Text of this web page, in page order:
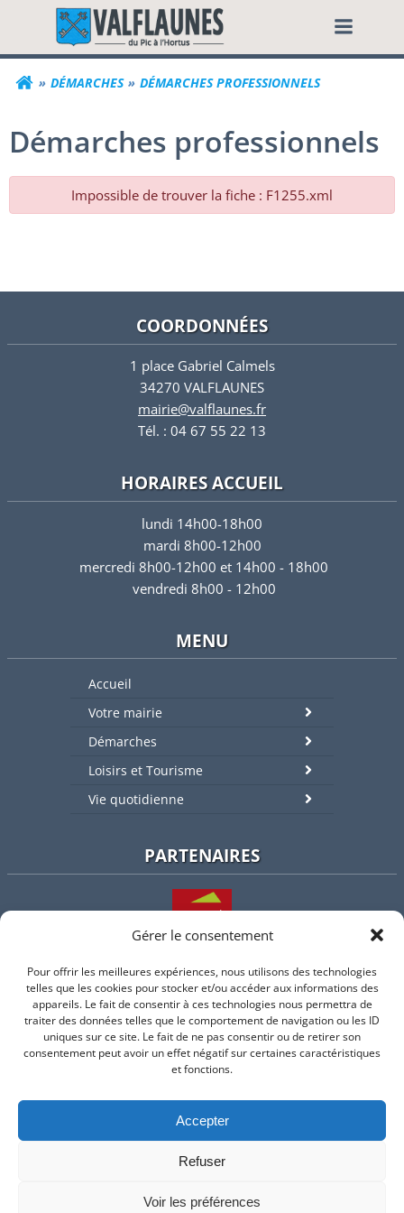
Gérer le consentement
Pour offrir les meilleures expériences, nous utilisons des technologies
telles que les cookies pour stocker et/ou accéder aux informations des
appareils. Le fait de consentir à ces technologies nous permettra de
traiter des données telles que le comportement de navigation ou les ID
uniques sur ce site. Le fait de ne pas consentir ou de retirer son
consentement peut avoir un effet négatif sur certaines caractéristiques
et fonctions.
Accepter
Refuser
Voir les préférences
contenuCommune de
DÉMARCHES DÉMARCHES PROFESSIONNELS
Démarches professionnels
Impossible de trouver la fiche : F1255.xml
COORDONNÉES
1 place Gabriel Calmels
34270 VALFLAUNES
mairie@valflaunes.fr
Tél. : 04 67 55 22 13
HORAIRES ACCUEIL
lundi 14h00-18h00
mardi 8h00-12h00
mercredi 8h00-12h00 et 14h00 - 18h00
vendredi 8h00 - 12h00
MENU
Accueil
Votre mairie
Démarches
Loisirs et Tourisme
Vie quotidienne
PARTENAIRES
L'intercommunalité
Intramuros
Suivez-nous sur Facebook
Site